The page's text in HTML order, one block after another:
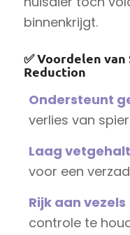
binnenkrijgt.
✅Voordelen van
Reduction
Ondersteunt
verlies van
Laag
voor een
Rijk aan vezels
controle te